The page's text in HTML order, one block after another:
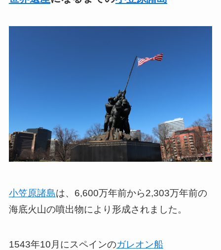
小笠原諸島は、6,600万年前から2,303万年前の
海底火山の噴出物により形成されました。
1543年10月にスペインのガレオン船